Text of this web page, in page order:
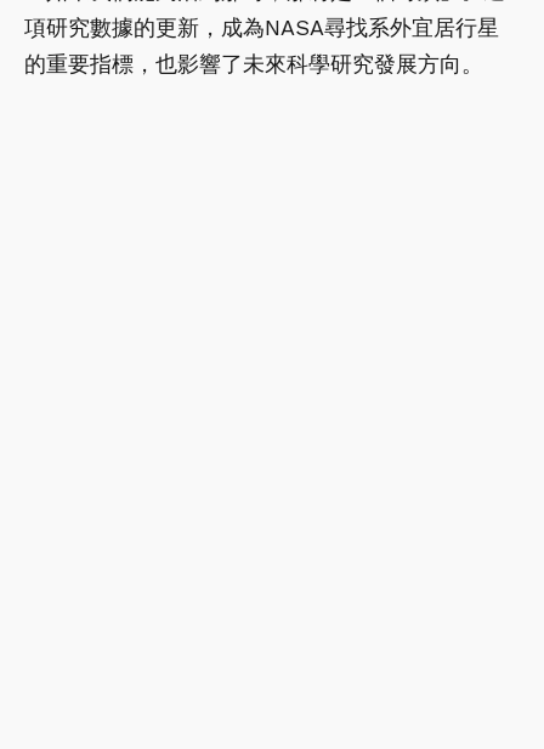
項研究數據的更新，成為NASA尋找系外宜居行星
的重要指標，也影響了未來科學研究發展方向。